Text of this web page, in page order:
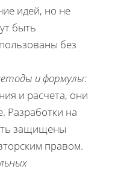
идей, но не
быть
без
и формулы:
и расчета, они
Разработки на
защищены
правом.